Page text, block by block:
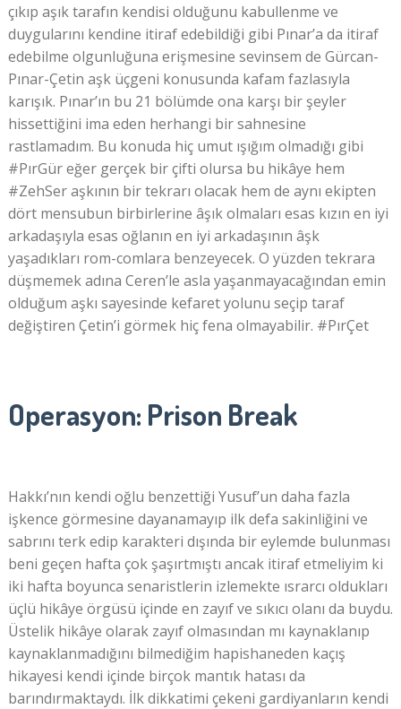
çıkıp aşık tarafın kendisi olduğunu kabullenme ve
duygularını kendine itiraf edebildiği gibi Pınar’a da itiraf
edebilme olgunluğuna erişmesine sevinsem de Gürcan-
Pınar-Çetin aşk üçgeni konusunda kafam fazlasıyla
karışık. Pınar’ın bu 21 bölümde ona karşı bir şeyler
hissettiğini ima eden herhangi bir sahnesine
rastlamadım. Bu konuda hiç umut ışığım olmadığı gibi
#PırGür eğer gerçek bir çifti olursa bu hikâye hem
#ZehSer aşkının bir tekrarı olacak hem de aynı ekipten
dört mensubun birbirlerine âşık olmaları esas kızın en iyi
arkadaşıyla esas oğlanın en iyi arkadaşının âşk
yaşadıkları rom-comlara benzeyecek. O yüzden tekrara
düşmemek adına Ceren’le asla yaşanmayacağından emin
olduğum aşkı sayesinde kefaret yolunu seçip taraf
değiştiren Çetin’i görmek hiç fena olmayabilir. #PırÇet
Operasyon: Prison Break
Hakkı’nın kendi oğlu benzettiği Yusuf’un daha fazla
işkence görmesine dayanamayıp ilk defa sakinliğini ve
sabrını terk edip karakteri dışında bir eylemde bulunması
beni geçen hafta çok şaşırtmıştı ancak itiraf etmeliyim ki
iki hafta boyunca senaristlerin izlemekte ısrarcı oldukları
üçlü hikâye örgüsü içinde en zayıf ve sıkıcı olanı da buydu.
Üstelik hikâye olarak zayıf olmasından mı kaynaklanıp
kaynaklanmadığını bilmediğim hapishaneden kaçış
hikayesi kendi içinde birçok mantık hatası da
barındırmaktaydı. İlk dikkatimi çekeni gardiyanların kendi